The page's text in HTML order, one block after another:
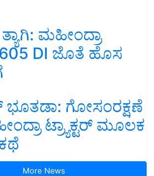
ಮಹೀಂದ್ರಾ
DI ಜೊತೆ ಹೊಸ
ಗೋಸಂರಕ್ಷಣೆ
ಟ್ರ್ಯಾಕ್ಟರ್ ಮೂಲಕ
More News